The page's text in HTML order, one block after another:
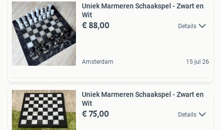
Uniek Marmeren Schaakspel - Zwart en
Wit
€ 88,00 Details
Amsterdam 15 jul 26
Uniek Marmeren Schaakspel - Zwart en
Wit
€ 75,00 Details